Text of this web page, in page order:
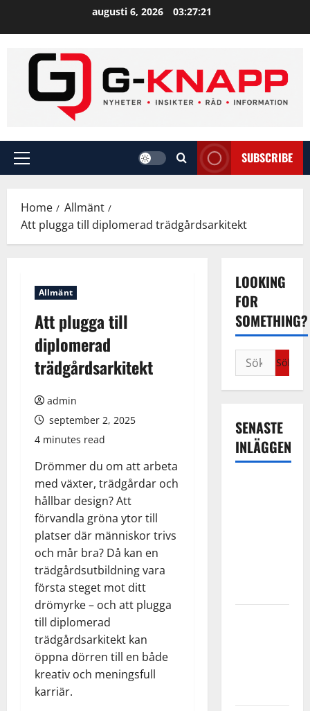
augusti 6, 2026 03:27:22
Primary
SUBSCRIBE
Home
Allmänt
Att plugga till diplomerad trädgårdsarkitekt
Allmänt
Att plugga till
diplomerad
trädgårdsarkitekt
admin
september 2, 2025
4 minutes read
Drömmer du om att arbeta
med växter, trädgårdar och
hållbar design? Att
förvandla gröna ytor till
platser där människor trivs
och mår bra? Då kan en
trädgårdsutbildning vara
första steget mot ditt
drömyrke – och att plugga
till diplomerad
trädgårdsarkitekt kan
öppna dörren till en både
kreativ och meningsfull
karriär.
LOOKING
FOR
SOMETHING?
Sök
efter:
SENASTE
INLÄGGEN